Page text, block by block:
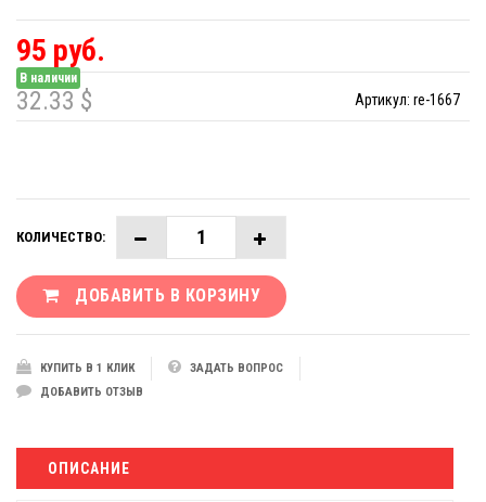
95 руб.
В наличии
Артикул: re-1667
32.33 $
КОЛИЧЕСТВО:
ДОБАВИТЬ В КОРЗИНУ
КУПИТЬ В 1 КЛИК
ЗАДАТЬ ВОПРОС
ДОБАВИТЬ ОТЗЫВ
ОПИСАНИЕ